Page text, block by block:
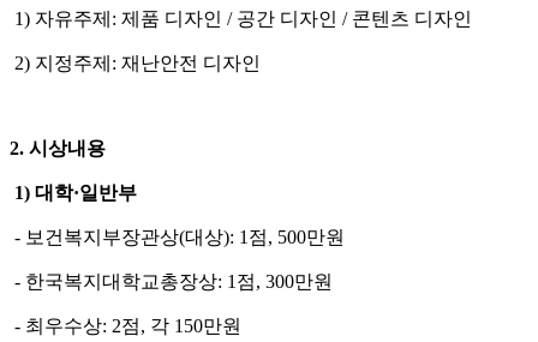
1) 자유주제: 제품 디자인 / 공간 디자인 / 콘텐츠 디자인
2) 지정주제: 재난안전 디자인
2. 시상내용
1) 대학·일반부
- 보건복지부장관상(대상): 1점, 500만원
- 한국복지대학교총장상: 1점, 300만원
- 최우수상: 2점, 각 150만원